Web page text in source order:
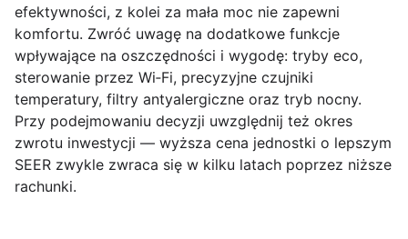
efektywności, z kolei za mała moc nie zapewni
komfortu. Zwróć uwagę na dodatkowe funkcje
wpływające na oszczędności i wygodę: tryby eco,
sterowanie przez Wi‑Fi, precyzyjne czujniki
temperatury, filtry antyalergiczne oraz tryb nocny.
Przy podejmowaniu decyzji uwzględnij też okres
zwrotu inwestycji — wyższa cena jednostki o lepszym
SEER zwykle zwraca się w kilku latach poprzez niższe
rachunki.